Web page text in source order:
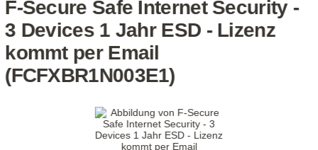
F-Secure Safe Internet Security -
3 Devices 1 Jahr ESD - Lizenz
kommt per Email
(FCFXBR1N003E1)